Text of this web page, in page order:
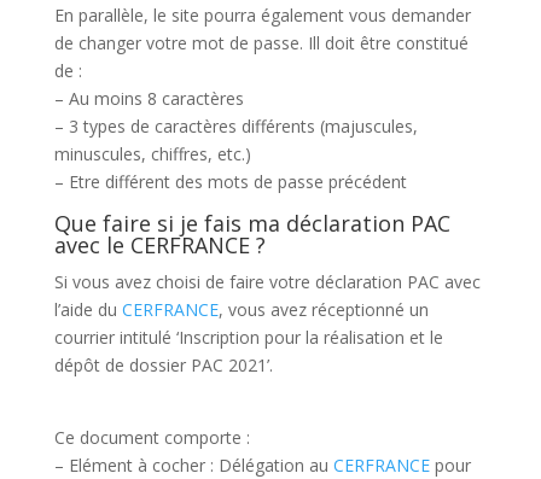
En parallèle, le site pourra également vous demander
de changer votre mot de passe. Ill doit être constitué
de :
– Au moins 8 caractères
– 3 types de caractères différents (majuscules,
minuscules, chiffres, etc.)
– Etre différent des mots de passe précédent
Que faire si je fais ma déclaration PAC
avec le CERFRANCE?
Si vous avez choisi de faire votre déclaration PAC avec
l’aide du CERFRANCE, vous avez réceptionné un
courrier intitulé ‘Inscription pour la réalisation et le
dépôt de dossier PAC 2021’.
Ce document comporte :
– Elément à cocher : Délégation au CERFRANCEpour